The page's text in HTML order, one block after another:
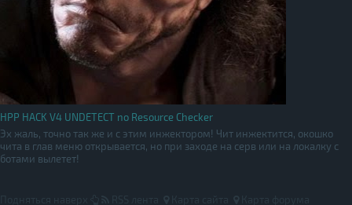
HPP HACK V4 UNDETECT no Resource Checker
Эх жаль, точно так же и с этим инжектором! Чит инжектится, окошко
чита в глав меню открывается, но при заходе на серв или на локалку с
ботами вылетет!